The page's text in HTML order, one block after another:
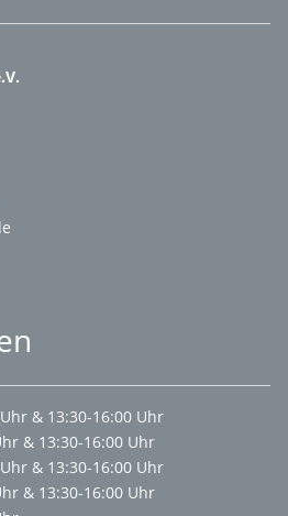
& 13:30-16:00 Uhr
& 13:30-16:00 Uhr
& 13:30-16:00 Uhr
& 13:30-16:00 Uhr